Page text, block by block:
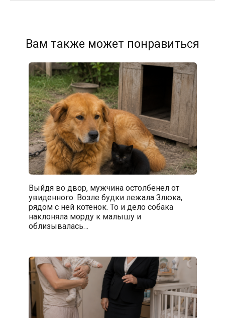
Вам также может понравиться
Выйдя во двор, мужчина остолбенел от
увиденного. Возле будки лежала Злюка,
рядом с ней котенок. То и дело собака
наклоняла морду к малышу и
облизывалась…